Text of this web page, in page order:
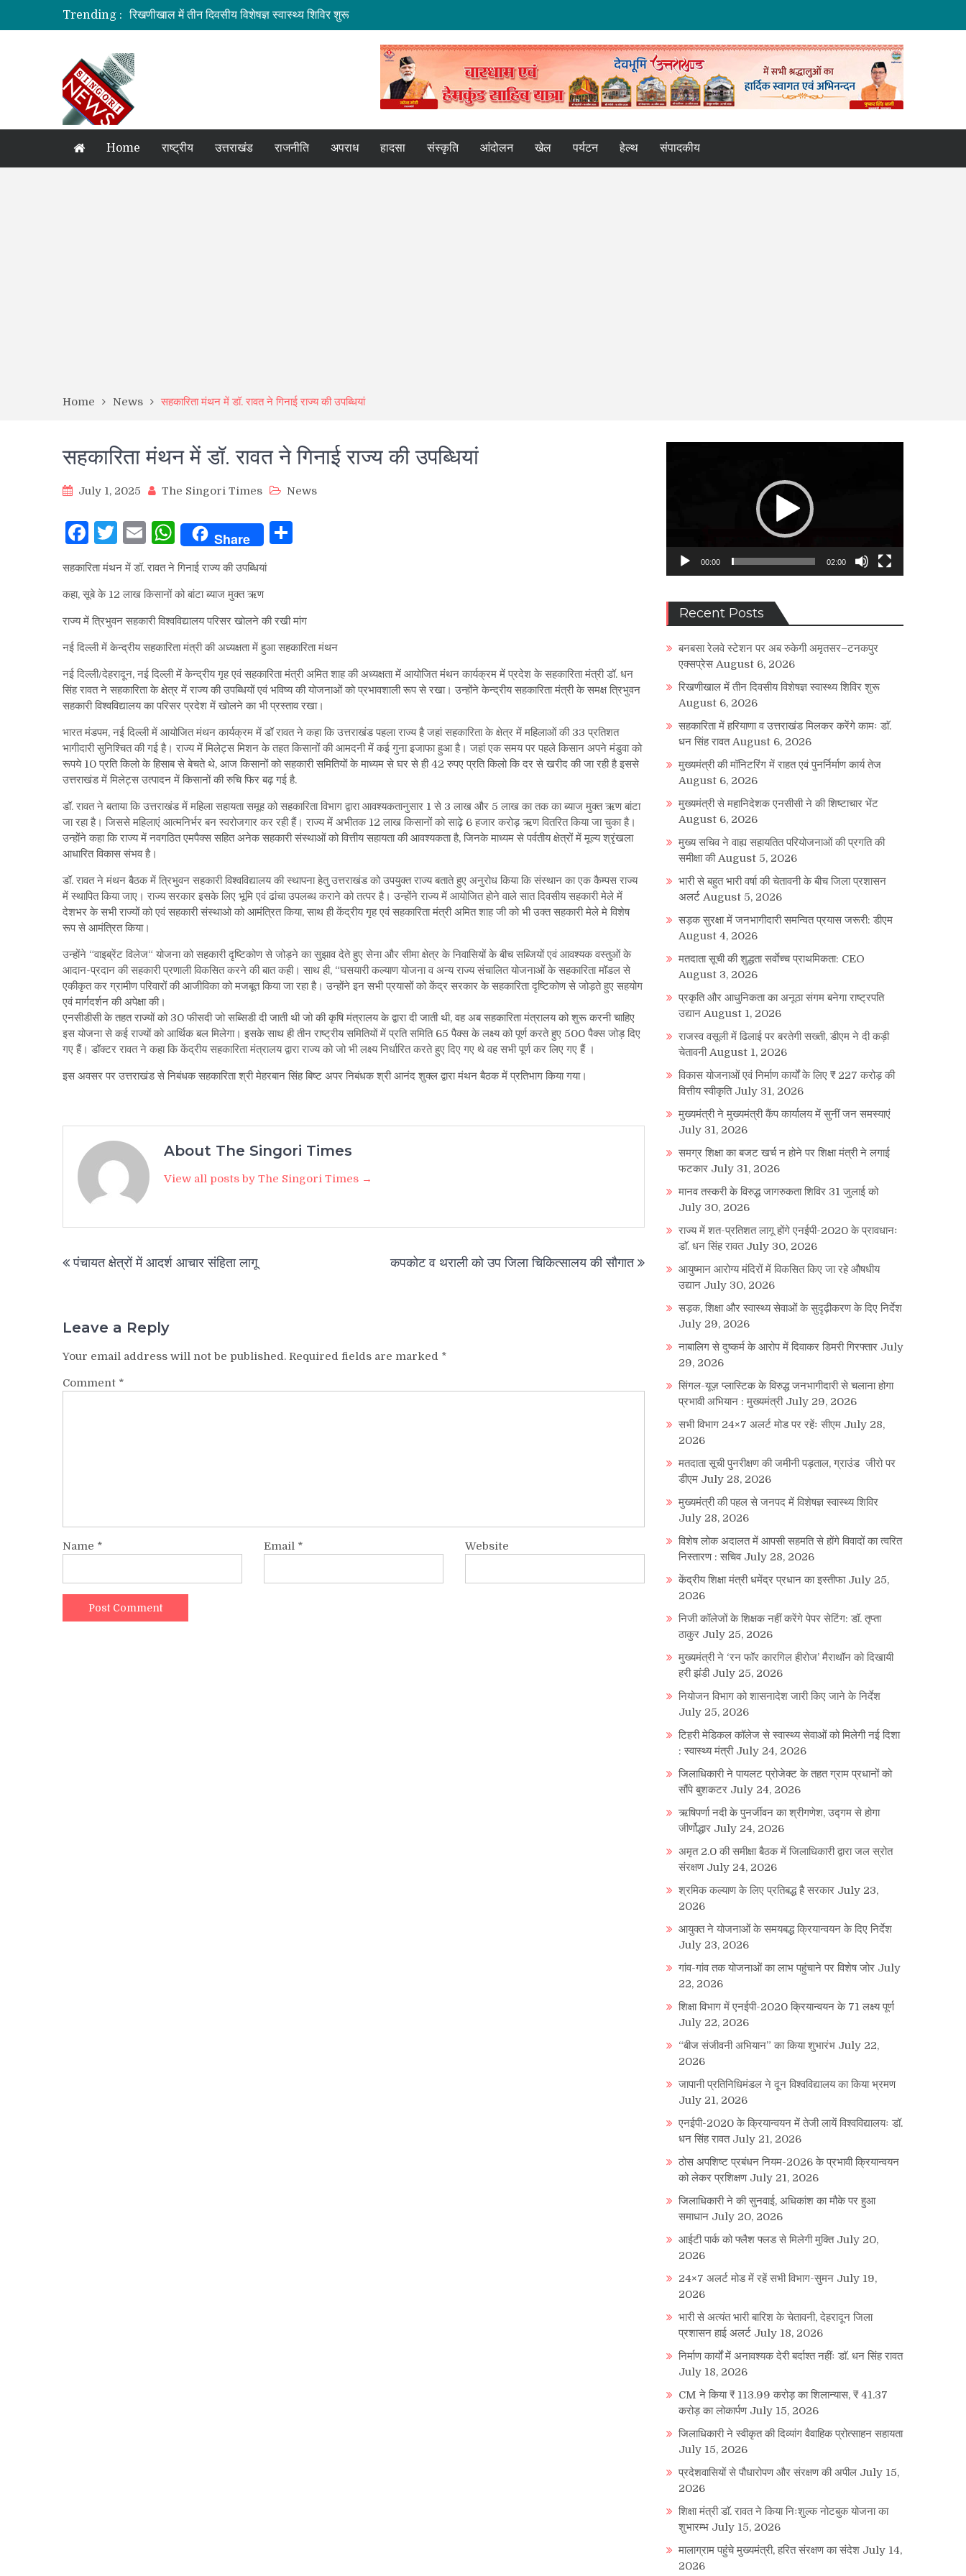
Trending :
रिखणीखाल में तीन दिवसीय विशेषज्ञ स्वास्थ्य शिविर शुरू
सहकारिता में हरियाणा व उत्तराखंड मिलकर करेंगे कामः डाॅ. धन सिंह रावत
मुख्यमंत्री से महानिदेशक एनसीसी ने की शिष्टाचार भेंट
बनबसा रेलवे स्टेशन पर अब रुकेगी अमृतसर–टनकपुर एक्सप्रेस
Home राष्ट्रीय उत्तराखंड राजनीति अपराध हादसा संस्कृति आंदोलन खेल पर्यटन हेल्थ संपादकीय
Home News सहकारिता मंथन में डॉ. रावत ने गिनाई राज्य की उपब्धियां
सहकारिता मंथन में डॉ. रावत ने गिनाई राज्य की उपब्धियां
July 1, 2025 The Singori Times News
Facebook
Twitter
EmailWhatsApp
Share
सहकारिता मंथन में डॉ. रावत ने गिनाई राज्य की उपब्धियां
कहा, सूबे के 12 लाख किसानों को बांटा ब्याज मुक्त ऋण
राज्य में त्रिभुवन सहकारी विश्वविद्यालय परिसर खोलने की रखी मांग
नई दिल्ली में केन्द्रीय सहकारिता मंत्री की अध्यक्षता में हुआ सहकारिता मंथन
नई दिल्ली/देहरादून, नई दिल्ली में केन्द्रीय गृह एवं सहकारिता मंत्री अमित शाह की अध्यक्षता में आयोजित मंथन कार्यक्रम में प्रदेश के सहकारिता मंत्री डॉ. धन
सिंह रावत ने सहकारिता के क्षेत्र में राज्य की उपब्धियों एवं भविष्य की योजनाओं को प्रभावशाली रूप से रखा। उन्होंने केन्द्रीय सहकारिता मंत्री के समक्ष त्रिभुवन
सहकारी विश्वविद्यालय का परिसर प्रदेश में खोलने का भी प्रस्ताव रखा।
भारत मंडपम, नई दिल्ली में आयोजित मंथन कार्यक्रम में डॉ रावत ने कहा कि उत्तराखंड पहला राज्य है जहां सहकारिता के क्षेत्र में महिलाओं की 33 प्रतिशत
भागीदारी सुनिश्चित की गई है। राज्य में मिलेट्स मिशन के तहत किसानों की आमदनी में कई गुना इजाफा हुआ है। जहां एक समय पर पहले किसान अपने मंडुवा को
रूपये 10 प्रति किलो के हिसाब से बेचते थे, आज किसानों को सहकारी समितियों के माध्यम से घर से ही 42 रुपए प्रति किलो कि दर से खरीद की जा रही है इससे
उत्तराखंड में मिलेट्स उत्पादन में किसानों की रुचि फिर बढ़ गई है.
डॉ. रावत ने बताया कि उत्तराखंड में महिला सहायता समूह को सहकारिता विभाग द्वारा आवश्यकतानुसार 1 से 3 लाख और 5 लाख का तक का ब्याज मुक्त ऋण बांटा
जा रहा है। जिससे महिलाएं आत्मनिर्भर बन स्वरोजगार कर रही हैं। राज्य में अभीतक 12 लाख किसानों को साढ़े 6 हजार करोड़ ऋण वितरित किया जा चुका है।
उन्होंने कहा कि राज्य में नवगठित एमपैक्स सहित अनेक सहकारी संस्थाओं को वित्तीय सहायता की आवश्यकता है, जिनके माध्यम से पर्वतीय क्षेत्रों में मूल्य श्रृंखला
आधारित विकास संभव है।
डॉ. रावत ने मंथन बैठक में त्रिभुवन सहकारी विश्वविद्यालय की स्थापना हेतु उत्तराखंड को उपयुक्त राज्य बताते हुए अनुरोध किया कि संस्थान का एक कैम्पस राज्य
में स्थापित किया जाए। राज्य सरकार इसके लिए भूमि एवं ढांचा उपलब्ध कराने को तत्पर है। उन्होंने राज्य में आयोजित होने वाले सात दिवसीय सहकारी मेले में
देशभर के सभी राज्यों को एवं सहकारी संस्थाओ को आमंत्रित किया, साथ ही केंद्रीय गृह एवं सहकारिता मंत्री अमित शाह जी को भी उक्त सहकारी मेले मे विशेष
रूप से आमंत्रित किया।
उन्होंने “वाइब्रेंट विलेज“ योजना को सहकारी दृष्टिकोण से जोड़ने का सुझाव देते हुए सेना और सीमा क्षेत्र के निवासियों के बीच सब्जियों एवं आवश्यक वस्तुओं के
आदान-प्रदान की सहकारी प्रणाली विकसित करने की बात कही। साथ ही, “घसयारी कल्याण योजना व अन्य राज्य संचालित योजनाओं के सहकारिता मॉडल से
एकीकृत कर ग्रामीण परिवारों की आजीविका को मजबूत किया जा रहा है। उन्होंने इन सभी प्रयासों को केंद्र सरकार के सहकारिता दृष्टिकोण से जोड़ते हुए सहयोग
एवं मार्गदर्शन की अपेक्षा की।
एनसीडीसी के तहत राज्यों को 30 फीसदी जो सब्सिडी दी जाती थी जो की कृषि मंत्रालय के द्वारा दी जाती थी, वह अब सहकारिता मंत्रालय को शुरू करनी चाहिए
इस योजना से कई राज्यों को आर्थिक बल मिलेगा। इसके साथ ही तीन राष्ट्रीय समितियों में प्रति समिति 65 पैक्स के लक्ष्य को पूर्ण करते हुए 500 पैक्स जोड़ दिए
गए हैं। डॉक्टर रावत ने कहा कि केंद्रीय सहकारिता मंत्रालय द्वारा राज्य को जो भी लक्ष्य निर्धारित करते हुए दिए गए थे वह सभी पूर्ण कर लिए गए हैं ।
इस अवसर पर उत्तराखंड से निबंधक सहकारिता श्री मेहरबान सिंह बिष्ट अपर निबंधक श्री आनंद शुक्ल द्वारा मंथन बैठक में प्रतिभाग किया गया।
About The Singori Times
View all posts by The Singori Times →
navigation
पंचायत क्षेत्रों में आदर्श आचार संहिता लागू कपकोट व थराली को उप जिला चिकित्सालय की सौगात
Leave a Reply
Your email address will not be published. Required fields are marked *
Comment *
Name * Email * Website
00:00 02:00
Recent Posts
बनबसा रेलवे स्टेशन पर अब रुकेगी अमृतसर–टनकपुर
एक्सप्रेस August 6, 2026
रिखणीखाल में तीन दिवसीय विशेषज्ञ स्वास्थ्य शिविर शुरू
August 6, 2026
सहकारिता में हरियाणा व उत्तराखंड मिलकर करेंगे कामः डाॅ.
धन सिंह रावत August 6, 2026
मुख्यमंत्री की मॉनिटरिंग में राहत एवं पुनर्निर्माण कार्य तेज
August 6, 2026
मुख्यमंत्री से महानिदेशक एनसीसी ने की शिष्टाचार भेंट
August 6, 2026
मुख्य सचिव ने वाह्य सहायतित परियोजनाओं की प्रगति की
समीक्षा की August 5, 2026
भारी से बहुत भारी वर्षा की चेतावनी के बीच जिला प्रशासन
अलर्ट August 5, 2026
सड़क सुरक्षा में जनभागीदारी समन्वित प्रयास जरूरी: डीएम
August 4, 2026
मतदाता सूची की शुद्धता सर्वाेच्च प्राथमिकता: CEO
August 3, 2026
प्रकृति और आधुनिकता का अनूठा संगम बनेगा राष्ट्रपति
उद्यान August 1, 2026
राजस्व वसूली में ढिलाई पर बरतेगी सख्ती, डीएम ने दी कड़ी
चेतावनी August 1, 2026
विकास योजनाओं एवं निर्माण कार्यों के लिए ₹ 227 करोड़ की
वित्तीय स्वीकृति July 31, 2026
मुख्यमंत्री ने मुख्यमंत्री कैंप कार्यालय में सुनीं जन समस्याएं
July 31, 2026
समग्र शिक्षा का बजट खर्च न होने पर शिक्षा मंत्री ने लगाई
फटकार July 31, 2026
मानव तस्करी के विरुद्ध जागरुकता शिविर 31 जुलाई को
July 30, 2026
राज्य में शत-प्रतिशत लागू होंगे एनईपी-2020 के प्रावधानः
डाॅ. धन सिंह रावत July 30, 2026
आयुष्मान आरोग्य मंदिरों में विकसित किए जा रहे औषधीय
उद्यान July 30, 2026
सड़क, शिक्षा और स्वास्थ्य सेवाओं के सुदृढ़ीकरण के दिए निर्देश
July 29, 2026
नाबालिग से दुष्कर्म के आरोप में दिवाकर डिमरी गिरफ्तार July
29, 2026
सिंगल-यूज़ प्लास्टिक के विरुद्ध जनभागीदारी से चलाना होगा
प्रभावी अभियान : मुख्यमंत्री July 29, 2026
सभी विभाग 24×7 अलर्ट मोड पर रहेंः सीएम July 28,
2026
मतदाता सूची पुनरीक्षण की जमीनी पड़ताल, ग्राउंड जीरो पर
डीएम July 28, 2026
मुख्यमंत्री की पहल से जनपद में विशेषज्ञ स्वास्थ्य शिविर
July 28, 2026
विशेष लोक अदालत में आपसी सहमति से होंगे विवादों का त्वरित
निस्तारण : सचिव July 28, 2026
केंद्रीय शिक्षा मंत्री धमेंद्र प्रधान का इस्तीफा July 25,
2026
निजी कॉलेजों के शिक्षक नहीं करेंगे पेपर सेटिंग: डॉ. तृप्ता
ठाकुर July 25, 2026
मुख्यमंत्री ने ‘रन फॉर कारगिल हीरोज’ मैराथॉन को दिखायी
हरी झंडी July 25, 2026
नियोजन विभाग को शासनादेश जारी किए जाने के निर्देश
July 25, 2026
टिहरी मेडिकल कॉलेज से स्वास्थ्य सेवाओं को मिलेगी नई दिशा
: स्वास्थ्य मंत्री July 24, 2026
जिलाधिकारी ने पायलट प्रोजेक्ट के तहत ग्राम प्रधानों को
सौंपे बुशकटर July 24, 2026
ऋषिपर्णा नदी के पुनर्जीवन का श्रीगणेश, उद्गम से होगा
जीर्णोद्धार July 24, 2026
अमृत 2.0 की समीक्षा बैठक में जिलाधिकारी द्वारा जल स्रोत
संरक्षण July 24, 2026
श्रमिक कल्याण के लिए प्रतिबद्ध है सरकार July 23,
2026
आयुक्त ने योजनाओं के समयबद्ध क्रियान्वयन के दिए निर्देश
July 23, 2026
गांव-गांव तक योजनाओं का लाभ पहुंचाने पर विशेष जोर July
22, 2026
शिक्षा विभाग में एनईपी-2020 क्रियान्वयन के 71 लक्ष्य पूर्ण
July 22, 2026
“बीज संजीवनी अभियान” का किया शुभारंभ July 22,
2026
जापानी प्रतिनिधिमंडल ने दून विश्वविद्यालय का किया भ्रमण
July 21, 2026
एनईपी-2020 के क्रियान्वयन में तेजी लायें विश्वविद्यालयः डॉ.
धन सिंह रावत July 21, 2026
ठोस अपशिष्ट प्रबंधन नियम-2026 के प्रभावी क्रियान्वयन
को लेकर प्रशिक्षण July 21, 2026
जिलाधिकारी ने की सुनवाई, अधिकांश का मौके पर हुआ
समाधान July 20, 2026
आईटी पार्क को फ्लैश फ्लड से मिलेगी मुक्ति July 20,
2026
24×7 अलर्ट मोड में रहें सभी विभाग-सुमन July 19,
2026
भारी से अत्यंत भारी बारिश के चेतावनी, देहरादून जिला
प्रशासन हाई अलर्ट July 18, 2026
निर्माण कार्यों में अनावश्यक देरी बर्दाश्त नहींः डाॅ. धन सिंह रावत
July 18, 2026
CM ने किया ₹ 113.99 करोड़ का शिलान्यास, ₹ 41.37
करोड़ का लोकार्पण July 15, 2026
जिलाधिकारी ने स्वीकृत की दिव्यांग वैवाहिक प्रोत्साहन सहायता
July 15, 2026
प्रदेशवासियों से पौधारोपण और संरक्षण की अपील July 15,
2026
शिक्षा मंत्री डाॅ. रावत ने किया निःशुल्क नोटबुक योजना का
शुभारम्भ July 15, 2026
मालाग्राम पहुंचे मुख्यमंत्री, हरित संरक्षण का संदेश July 14,
2026